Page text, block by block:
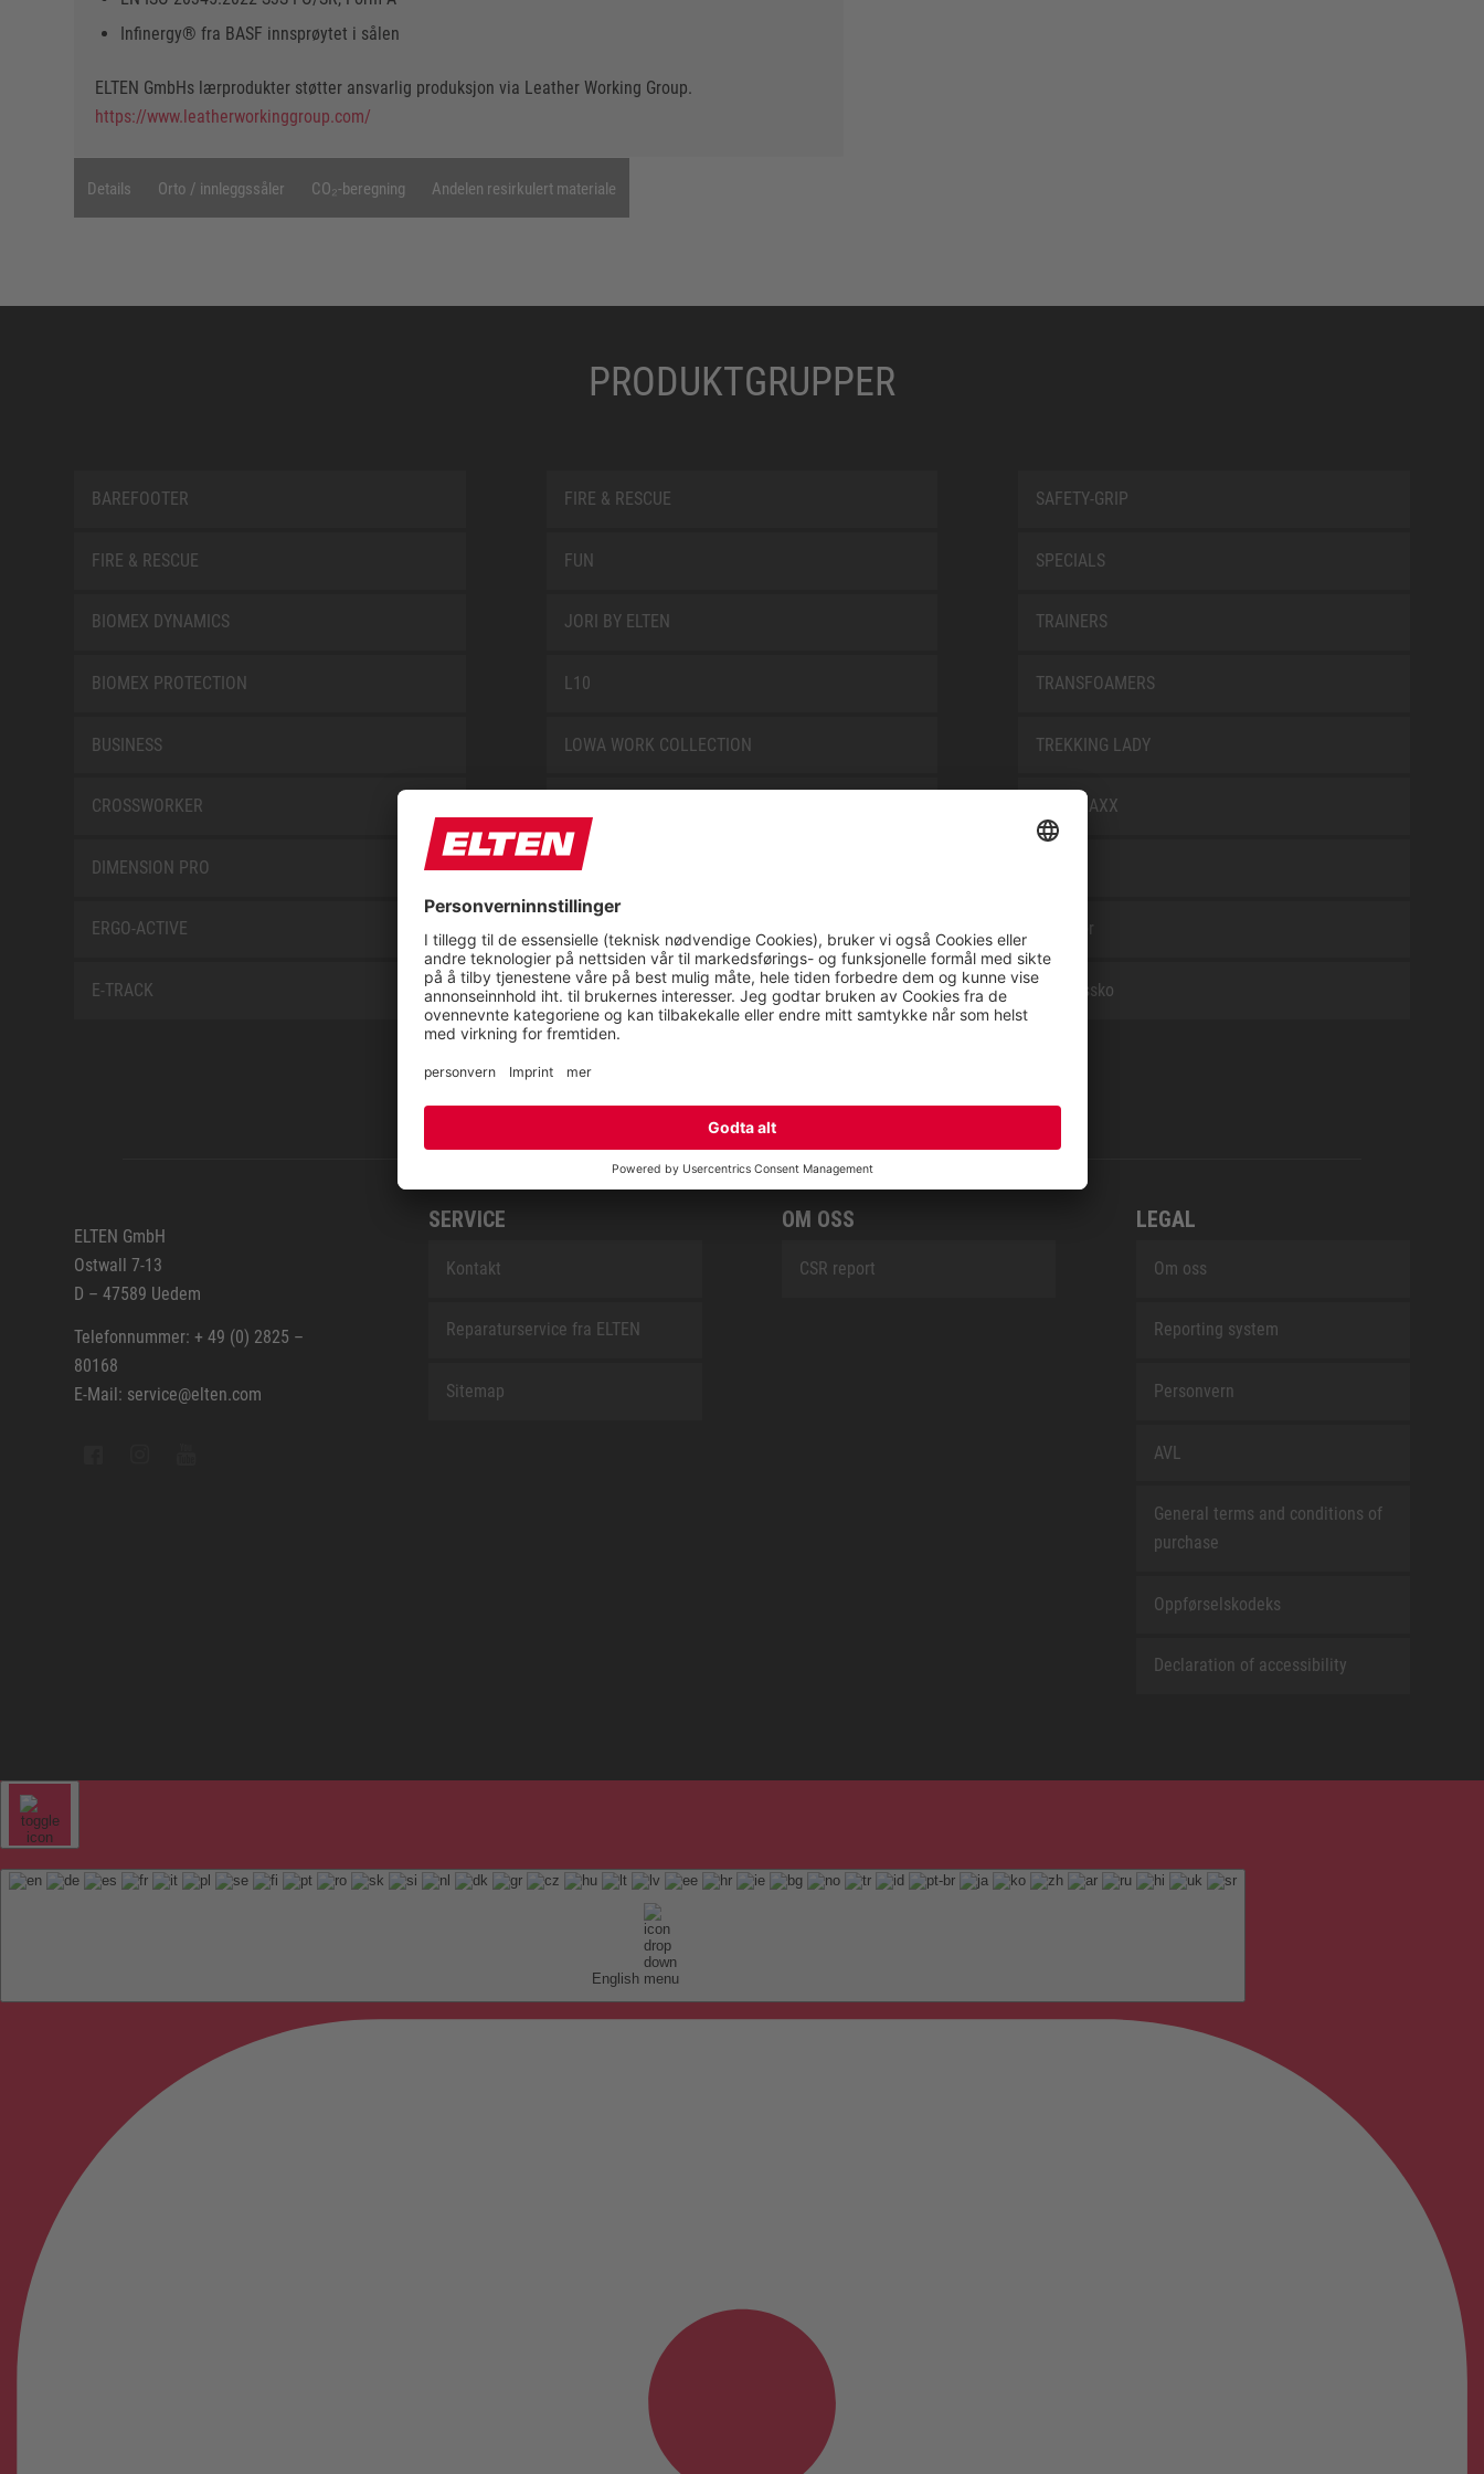
Infinergy® fra BASF innsprøytet i sålen
ELTEN GmbHs lærprodukter støtter ansvarlig produksjon via Leather Working Group.
https://www.leatherworkinggroup.com/
Details Orto / innleggssåler CO₂-beregning Andelen resirkulert materiale
PRODUKTGRUPPER
BAREFOOTER
FIRE & RESCUE
BIOMEX DYNAMICS
BIOMEX PROTECTION
BUSINESS
CROSSWORKER
DIMENSION PRO
ERGO-ACTIVE
E-TRACK
FIRE & RESCUE
FUN
JORI BY ELTEN
L10
LOWA WORK COLLECTION
NEW CLASSICS
NOVA
RETRO
SAFETY-GRIP
SPECIALS
TRAINERS
TRANSFOAMERS
TREKKING LADY
WELLMAXX
Tilbehør
Arbeidssko
ELTEN GmbH
Ostwall 7-13
D – 47589 Uedem
Telefonnummer: + 49 (0) 2825 –
80168
E-Mail: service@elten.com
SERVICE
Kontakt
Reparaturservice fra ELTEN
Sitemap
OM OSS
CSR report
LEGAL
Om oss
Reporting system
Personvern
AVL
General terms and conditions of
purchase
Oppførselskodeks
Declaration of accessibility
English